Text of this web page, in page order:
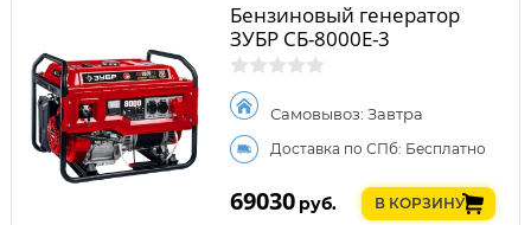
Бензиновый генератор
ЗУБР СБ-8000Е-3
Самовывоз: Завтра
Доставка по СПб: Бесплатно
69030 руб. В КОРЗИНУ